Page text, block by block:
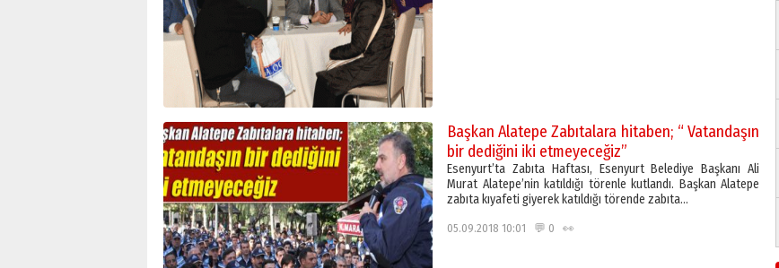
Başkan Alatepe Zabıtalara hitaben; “ Vatandaşın
bir dediğini iki etmeyeceğiz”
Esenyurt’ta Zabıta Haftası, Esenyurt Belediye Başkanı Ali
Murat Alatepe’nin katıldığı törenle kutlandı. Başkan Alatepe
zabıta kıyafeti giyerek katıldığı törende zabıta…
05.09.2018 10:01 💬 0 👀